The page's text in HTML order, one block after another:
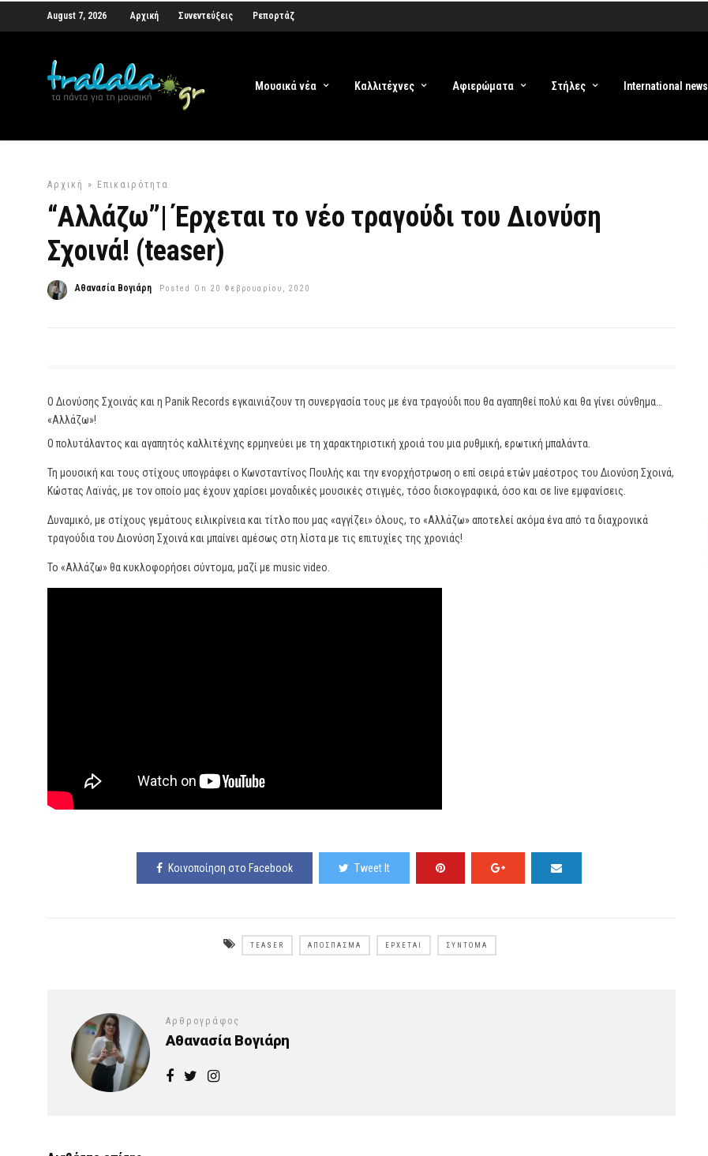
August 7, 2026 Αρχική Συνεντεύξεις Ρεπορτάζ
Μουσικά νέα Καλλιτέχνες Αφιερώματα Στήλες International news
Αρχική » Επικαιρότητα
“Αλλάζω”| Έρχεται το νέο τραγούδι του Διονύση
Σχοινά! (teaser)
Αθανασία Βογιάρη Posted On 20 Φεβρουαρίου, 2020
Ο Διονύσης Σχοινάς και η Panik Records εγκαινιάζουν τη συνεργασία τους με ένα τραγούδι που θα αγαπηθεί πολύ και θα γίνει σύνθημα…
«Αλλάζω»!
Ο πολυτάλαντος και αγαπητός καλλιτέχνης ερμηνεύει με τη χαρακτηριστική χροιά του μια ρυθμική, ερωτική μπαλάντα.
Τη μουσική και τους στίχους υπογράφει ο Κωνσταντίνος Πουλής και την ενορχήστρωση ο επί σειρά ετών μαέστρος του Διονύση Σχοινά,
Κώστας Λαϊνάς, με τον οποίο μας έχουν χαρίσει μοναδικές μουσικές στιγμές, τόσο δισκογραφικά, όσο και σε live εμφανίσεις.
Δυναμικό, με στίχους γεμάτους ειλικρίνεια και τίτλο που μας «αγγίζει» όλους, το «Αλλάζω» αποτελεί ακόμα ένα από τα διαχρονικά
τραγούδια του Διονύση Σχοινά και μπαίνει αμέσως στη λίστα με τις επιτυχίες της χρονιάς!
Το «Αλλάζω» θα κυκλοφορήσει σύντομα, μαζί με music video.
Κοινοποίηση στο Facebook Tweet It
TEASER ΑΠΟΣΠΑΣΜΑ ΈΡΧΕΤΑΙ ΣΎΝΤΟΜΑ
Αρθρογράφος
Αθανασία Βογιάρη